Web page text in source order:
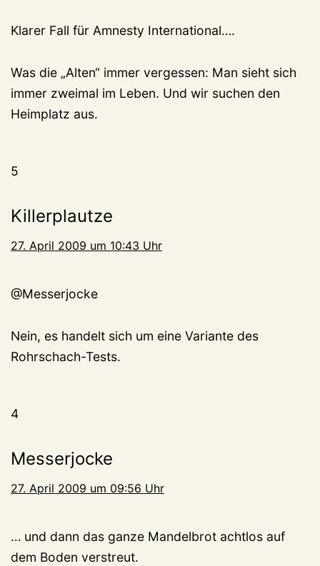
Klarer Fall für Amnesty International….
Was die „Alten“ immer vergessen: Man sieht sich
immer zweimal im Leben. Und wir suchen den
Heimplatz aus.
5
Killerplautze
27. April 2009 um 10:43 Uhr
@Messerjocke
Nein, es handelt sich um eine Variante des
Rohrschach-Tests.
4
Messerjocke
27. April 2009 um 09:56 Uhr
… und dann das ganze Mandelbrot achtlos auf
dem Boden verstreut.